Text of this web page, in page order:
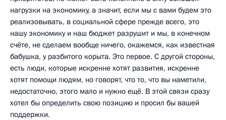
нагрузки на экономику, а значит, если мы с вами будем это
реализовывать, в социальной сфере прежде всего, это
нашу экономику и наш бюджет разрушит и мы, в конечном
счёте, не сделаем вообще ничего, окажемся, как известная
бабушка, у разбитого корыта. Это первое. С другой стороны,
есть люди, которые искренне хотят развития, искренне
хотят помощи людям, но говорят, что то, что вы наметили,
недостаточно, этого мало и нужно ещё. В этой связи сразу
хотел бы определить свою позицию и просил бы вашей
поддержки.